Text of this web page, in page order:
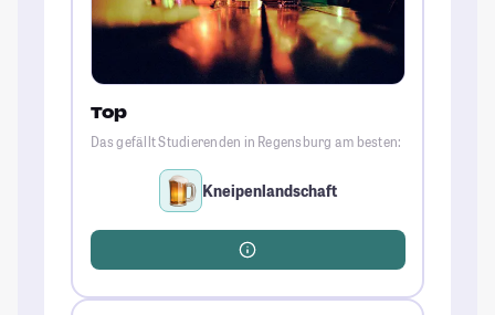
Top
Das gefällt Studierenden in Regensburg am besten:
Kneipenlandschaft